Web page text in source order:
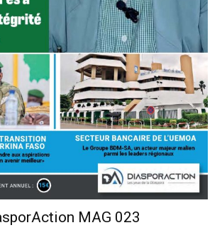
MAG 023